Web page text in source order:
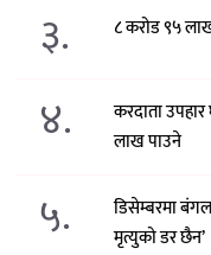
३. ८ करोड ९५
४.
करदाता
लाख पाउने
५.
डिसेम्बरमा
मृत्युको डर छैन’